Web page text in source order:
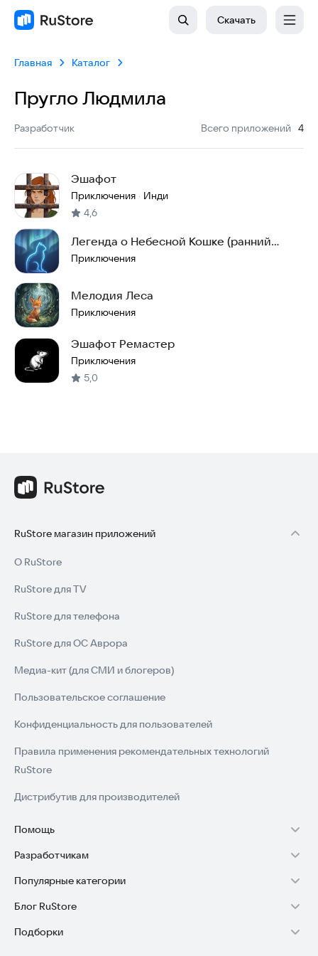
Скачать
Главная Каталог
Пругло Людмила
Разработчик Всего приложений
: 4
Эшафот
Приключения · Инди
4,6
Легенда о Небесной Кошке (ранний
доступ)
Приключения
Мелодия Леса
Приключения
Эшафот Ремастер
Приключения
5,0
RuStore магазин приложений
О RuStore
RuStore для TV
RuStore для телефона
RuStore для ОС Аврора
Медиа-кит (для СМИ и блогеров)
Пользовательское соглашение
Конфиденциальность для пользователей
Правила применения рекомендательных технологий
RuStore
Дистрибутив для производителей
Помощь
Установка RuStore на TV
Установка RuStore на телефон
Установка RuStore в машину
Помощь пользователям RuStore
Разработчикам
Зарабатывать с RuStore
Стать разработчиком
Доступ к RuStore Консоль
Популярные категории
Игры для Android
Приложения банков
Блог RuStore
Обзоры игр для Android 2025
Подборки